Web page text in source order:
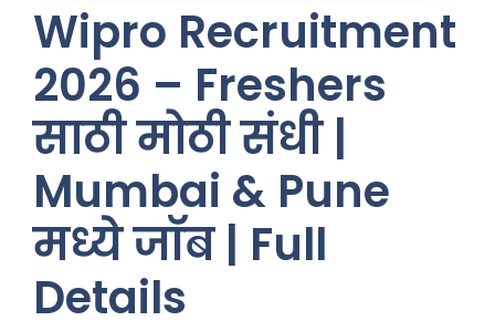
Wipro Recruitment
2026 – Freshers
साठी मोठी संधी |
Mumbai & Pune
मध्ये जॉब | Full
Details